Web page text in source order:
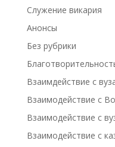
Cлужение викария
Анонсы
Без рубрики
Взаимдействие с
Взаимодействие с
Взаимодействие с
Взаимодействие с